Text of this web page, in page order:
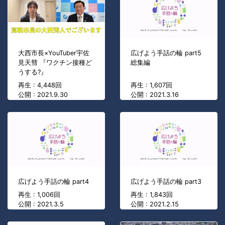
大西市長×YouTuber宇佐
見天彗 『ワクチン接種ど
うする?』
再生 : 4,448回
公開 : 2021.9.30
広げよう手話の輪 part5
総集編
再生 : 1,607回
公開 : 2021.3.16
広げよう手話の輪 part4
再生 : 1,006回
公開 : 2021.3.5
広げよう手話の輪 part3
再生 : 1,843回
公開 : 2021.2.15